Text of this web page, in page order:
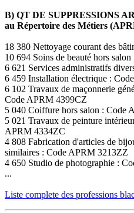
B) QT DE SUPPRESSIONS
au Répertoire des Métiers
18 380 Nettoyage courant des
10 694 Soins de beauté hors
6 621 Services administratifs
6 459 Installation électrique :
6 102 Travaux de maçonnerie
Code APRM 4399CZ
5 040 Coiffure hors salon : Code
5 021 Travaux de peinture
APRM 4334ZC
4 808 Fabrication d'articles de
similaires : Code APRM 3213ZZ
4 650 Studio de photographie :
...
Liste complete des professions